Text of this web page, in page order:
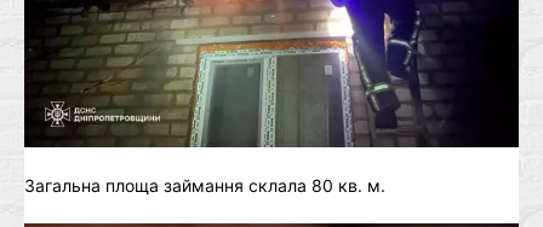
Загальна площа займання склала 80 кв. м.